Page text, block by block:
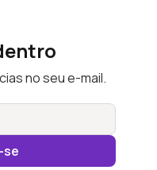
no seu e-mail.
se